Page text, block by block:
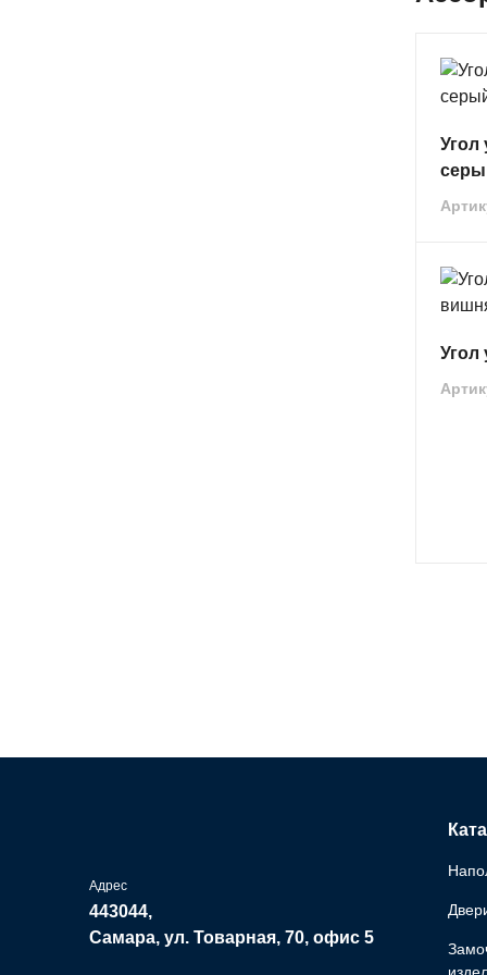
Угол
Угол
Адрес
443044,
Самара, ул. Товарная, 70, офис 5